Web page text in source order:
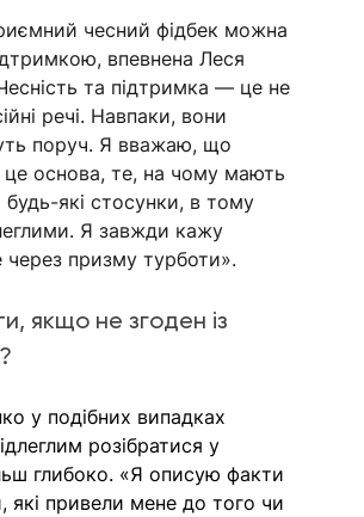
чесний фідбек можна
впевнена Леся
та підтримка — це не
речі. Навпаки, вони
поруч. Я вважаю, що
це основа, те, на чому мають
будь-які стосунки, в тому
Я завжди кажу
через призму турботи».
якщо не згоден із
у подібних випадках
розібратися у
глибоко. «Я описую факти
які привели мене до того чи